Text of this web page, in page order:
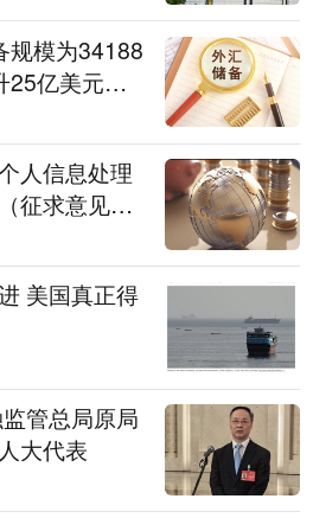
规模为34188
25亿美元，
人信息处理
征求意见
美国真正得
管总局原局
大代表